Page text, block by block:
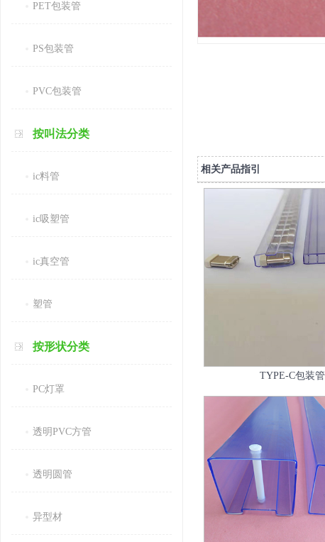
PET包装管
PS包装管
PVC包装管
按叫法分类
ic料管
ic吸塑管
ic真空管
塑管
按形状分类
PC灯罩
透明PVC方管
透明圆管
异型材
相关产品指引
TYPE-C包装管